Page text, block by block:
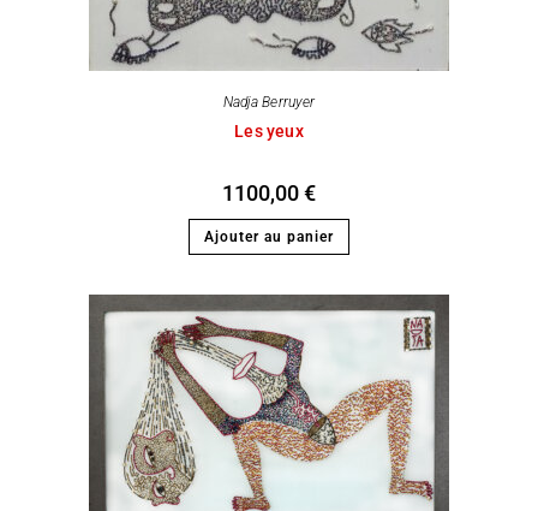
Nadja Berruyer
Les yeux
1100,00€
Ajouter au panier